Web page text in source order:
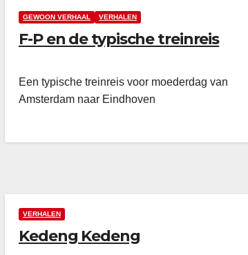
GEWOON VERHAAL VERHALEN
F-P en de typische treinreis
Een typische treinreis voor moederdag van
Amsterdam naar Eindhoven
VERHALEN
Kedeng Kedeng